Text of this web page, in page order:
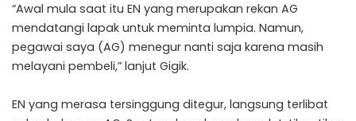
“Awal mula saat itu EN yang merupakan rekan AG
mendatangi lapak untuk meminta lumpia. Namun,
pegawai saya (AG) menegur nanti saja karena masih
melayani pembeli,” lanjut Gigik.
EN yang merasa tersinggung ditegur, langsung terlibat